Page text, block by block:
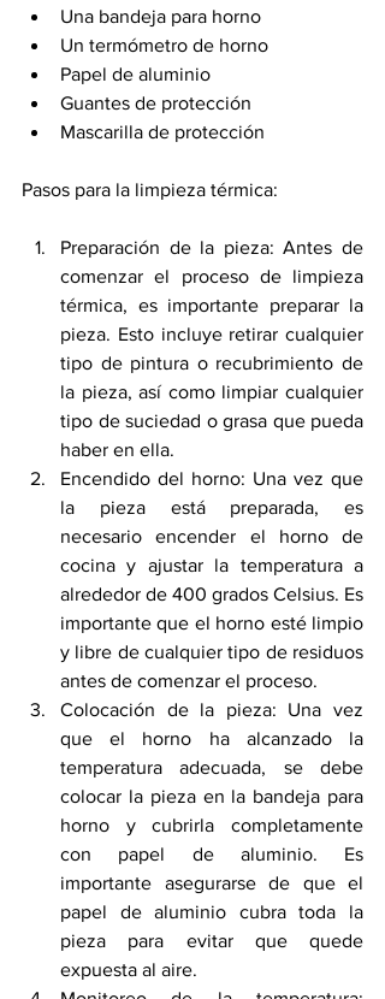
Una bandeja para horno
Un termómetro de horno
Papel de aluminio
Guantes de protección
Mascarilla de protección
Pasos para la limpieza térmica:
Preparación de la pieza: Antes de
comenzar el proceso de limpieza
térmica, es importante preparar la
pieza. Esto incluye retirar cualquier
tipo de pintura o recubrimiento de
la pieza, así como limpiar cualquier
tipo de suciedad o grasa que pueda
haber en ella.
Encendido del horno: Una vez que
la pieza está preparada, es
necesario encender el horno de
cocina y ajustar la temperatura a
alrededor de 400 grados Celsius. Es
importante que el horno esté limpio
y libre de cualquier tipo de residuos
antes de comenzar el proceso.
Colocación de la pieza: Una vez
que el horno ha alcanzado la
temperatura adecuada, se debe
colocar la pieza en la bandeja para
horno y cubrirla completamente
con papel de aluminio. Es
importante asegurarse de que el
papel de aluminio cubra toda la
pieza para evitar que quede
expuesta al aire.